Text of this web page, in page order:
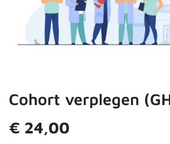
Cohort verplegen
€ 24,00